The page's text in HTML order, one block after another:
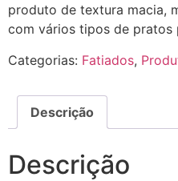
produto de textura macia,
com vários tipos de pratos
Categorias: Fatiados,
Descrição
Descrição